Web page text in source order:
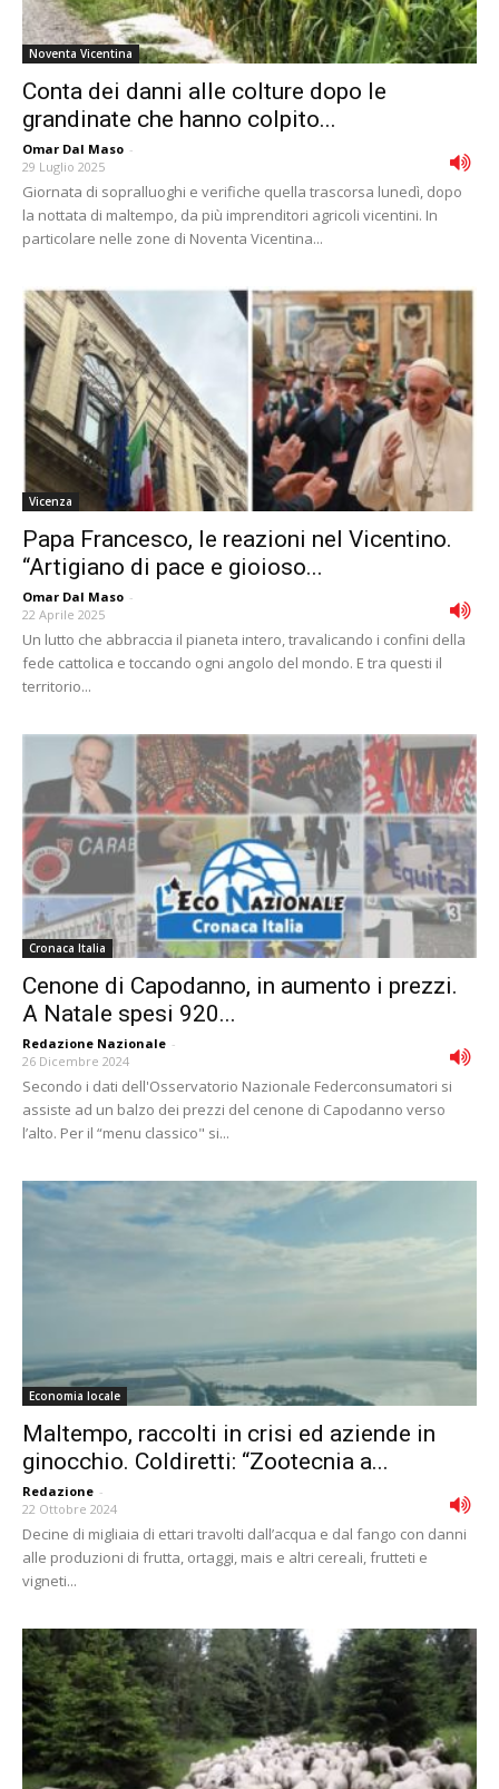
Noventa Vicentina
Conta dei danni alle colture dopo le
grandinate che hanno colpito...
Omar Dal Maso -
29 Luglio 2025
Giornata di sopralluoghi e verifiche quella trascorsa lunedì, dopo
la nottata di maltempo, da più imprenditori agricoli vicentini. In
particolare nelle zone di Noventa Vicentina...
Vicenza
Papa Francesco, le reazioni nel Vicentino.
“Artigiano di pace e gioioso...
Omar Dal Maso -
22 Aprile 2025
Un lutto che abbraccia il pianeta intero, travalicando i confini della
fede cattolica e toccando ogni angolo del mondo. E tra questi il
territorio...
Cronaca Italia
Cenone di Capodanno, in aumento i prezzi.
A Natale spesi 920...
Redazione Nazionale -
26 Dicembre 2024
Secondo i dati dell'Osservatorio Nazionale Federconsumatori si
assiste ad un balzo dei prezzi del cenone di Capodanno verso
l’alto. Per il “menu classico" si...
Economia locale
Maltempo, raccolti in crisi ed aziende in
ginocchio. Coldiretti: “Zootecnia a...
Redazione -
22 Ottobre 2024
Decine di migliaia di ettari travolti dall’acqua e dal fango con danni
alle produzioni di frutta, ortaggi, mais e altri cereali, frutteti e
vigneti...